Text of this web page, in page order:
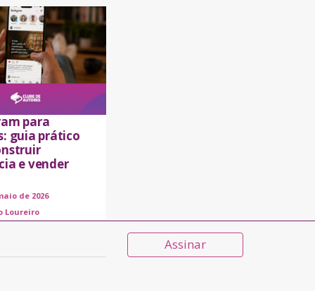
para
guia prático
e vender
de 2026
Loureiro
Assinar